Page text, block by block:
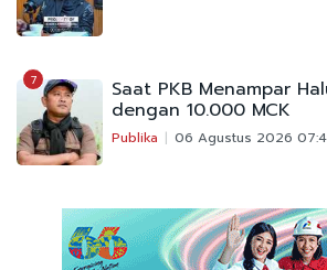
7 Saat PKB Menampar
dengan 10.000 MCK
Publika 06 Agustus 2026